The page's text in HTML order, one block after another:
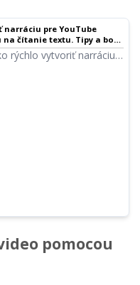
narráciu pre YouTube
čítanie textu. Tipy a body
textu Ondoku
rýchlo vytvoriť narráciu
pomocou